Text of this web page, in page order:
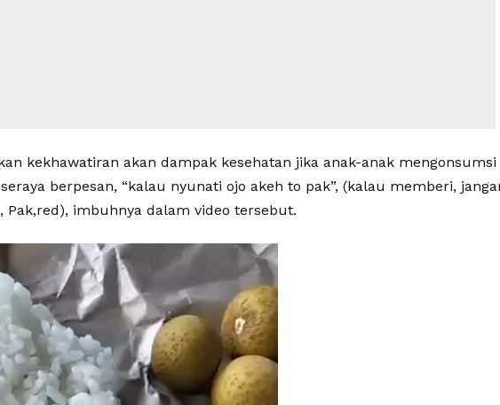
kekhawatiran akan dampak kesehatan jika anak-anak mengonsumsi
berpesan, “kalau nyunati ojo akeh to pak”, (kalau memberi,
Pak,red), imbuhnya dalam video tersebut.